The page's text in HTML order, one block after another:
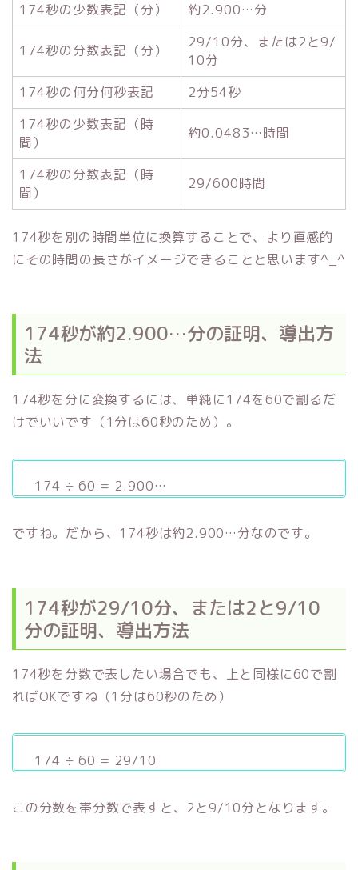
174秒の少数表記（分） 約2.900…分
174秒の分数表記（分）
29/10分、または2と9/
10分
174秒の何分何秒表記
2分54秒
174秒の少数表記（時
間）
約0.0483…時間
174秒の分数表記（時
間）
29/600時間
174秒を別の時間単位に換算することで、より直感的
にその時間の長さがイメージできることと思います^_^
174秒が約2.900…分の証明、導出方
法
174秒を分に変換するには、単純に174を60で割るだ
けでいいです（1分は60秒のため）。
174 ÷ 60 = 2.900…
ですね。だから、174秒は約2.900…分なのです。
174秒が29/10分、または2と9/10
分の証明、導出方法
174秒を分数で表したい場合でも、上と同様に60で割
ればOKですね（1分は60秒のため）
174 ÷ 60 = 29/10
この分数を帯分数で表すと、2と9/10分となります。